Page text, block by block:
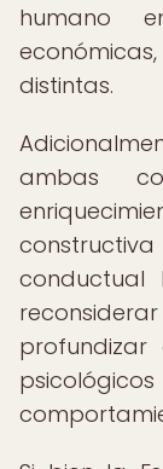
humano
distintas.
ambas